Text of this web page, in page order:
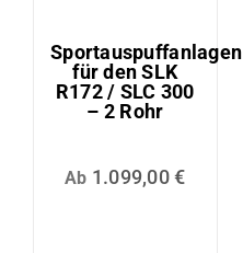
Sportauspuffanlagen
für den SLK
R172 / SLC 300
– 2 Rohr
Ab 1.099,00€